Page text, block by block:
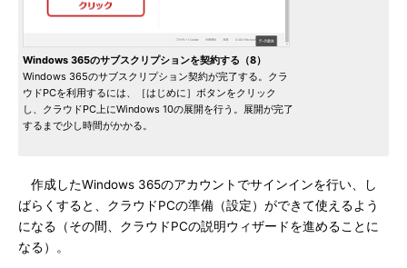
Windows 365のサブスクリプションを契約する（8）
Windows 365のサブスクリプション契約が完了する。クラ
ウドPCを利用するには、［はじめに］ボタンをクリック
し、クラウドPC上にWindows 10の展開を行う。展開が完了
するまで少し時間がかかる。
作成したWindows 365のアカウントでサインインを行い、し
ばらくすると、クラウドPCの準備（設定）ができて使えるよう
になる（その間、クラウドPCの説明ウィザードを進めることに
なる）。